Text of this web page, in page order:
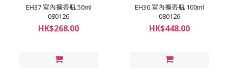
EH37 室內擴香瓶 50ml
080126
HK$268.00
EH36 室內擴香瓶 100ml
080126
HK$448.00